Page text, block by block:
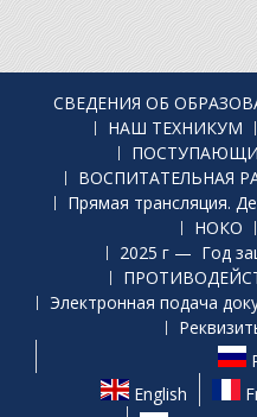
СВЕДЕНИЯ ОБ
НАШ ТЕХНИКУМ
ВОСПИТАТЕЛЬНАЯ
Прямая трансляция.
НОКО
2025 г — Год
Электронная подача
English